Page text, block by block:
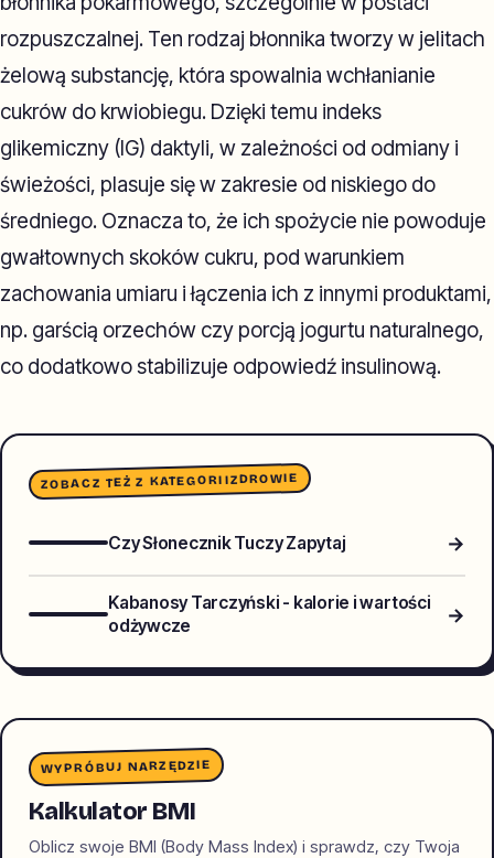
rozpuszczalnej. Ten rodzaj błonnika tworzy w jelitach
żelową substancję, która spowalnia wchłanianie
cukrów do krwiobiegu. Dzięki temu indeks
glikemiczny (IG) daktyli, w zależności od odmiany i
świeżości, plasuje się w zakresie od niskiego do
średniego. Oznacza to, że ich spożycie nie powoduje
gwałtownych skoków cukru, pod warunkiem
zachowania umiaru i łączenia ich z innymi produktami,
np. garścią orzechów czy porcją jogurtu naturalnego,
co dodatkowo stabilizuje odpowiedź insulinową.
ZOBACZ TEŻ Z KATEGORIIZDROWIE
Czy Słonecznik Tuczy Zapytaj →
Kabanosy Tarczyński - kalorie i wartości
odżywcze
→
WYPRÓBUJ NARZĘDZIE
Kalkulator BMI
Oblicz swoje BMI (Body Mass Index) i sprawdz, czy Twoja